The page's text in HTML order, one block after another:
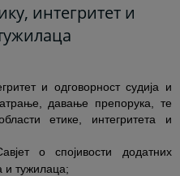
интегритет и
и одговорност судија и
давање препорука, те
етике, интегритета и
о спојивости додатних
и тужилаца;